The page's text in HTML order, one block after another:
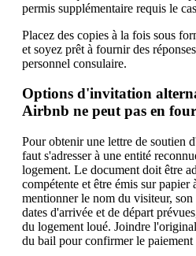
permis supplémentaire requis le
Placez des copies à la fois sous
et soyez prêt à fournir des
personnel consulaire.
Options d'invitation
Airbnb ne peut pas en
Pour obtenir une lettre de soutien
faut s'adresser à une entité
logement. Le document doit être
compétente et être émis sur
mentionner le nom du visiteur, son
dates d'arrivée et de départ
du logement loué. Joindre
du bail pour confirmer le paiement